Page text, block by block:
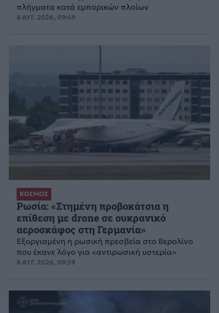
πλήγματα κατά εμπορικών πλοίων
8 ΑΥΓ. 2026, 09:49
ΚΟΣΜΟΣ
Ρωσία: «Στημένη προβοκάτσια η
επίθεση με drone σε ουκρανικό
αεροσκάφος στη Γερμανία»
Εξοργισμένη η ρωσική πρεσβεία στο Βερολίνο
που έκανε λόγο για «αντιρωσική υστερία»
8 ΑΥΓ. 2026, 09:39